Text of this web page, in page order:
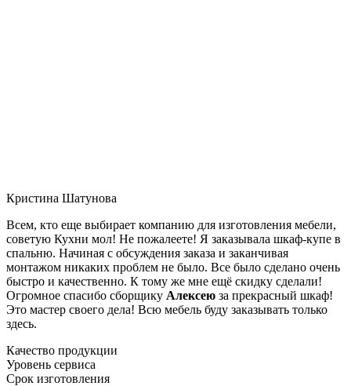
Кристина Шатунова
Всем, кто еще выбирает компанию для изготовления мебели,
советую Кухни мол! Не пожалеете! Я заказывала шкаф-купе в
спальню. Начиная с обсуждения заказа и заканчивая
монтажом никаких проблем не было. Все было сделано очень
быстро и качественно. К тому же мне ещё скидку сделали!
Огромное спасибо сборщику Алексею за прекрасный шкаф!
Это мастер своего дела! Всю мебель буду заказывать только
здесь.
Качество продукции
Уровень сервиса
Срок изготовления